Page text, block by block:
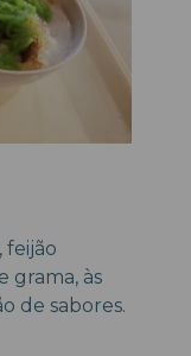
feijão
grama, às
de sabores.